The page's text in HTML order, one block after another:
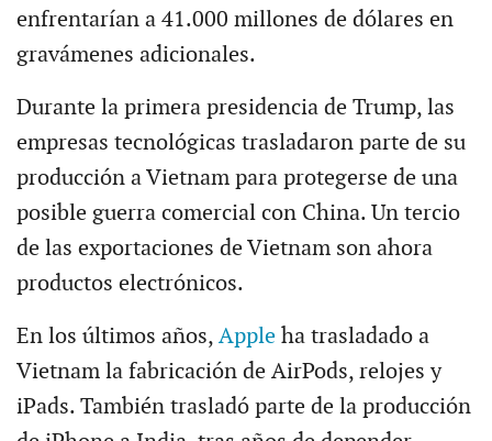
enfrentarían a 41.000 millones de dólares en
gravámenes adicionales.
Durante la primera presidencia de Trump, las
empresas tecnológicas trasladaron parte de su
producción a Vietnam para protegerse de una
posible guerra comercial con China. Un tercio
de las exportaciones de Vietnam son ahora
productos electrónicos.
En los últimos años, Appleha trasladado a
Vietnam la fabricación de AirPods, relojes y
iPads. También trasladó parte de la producción